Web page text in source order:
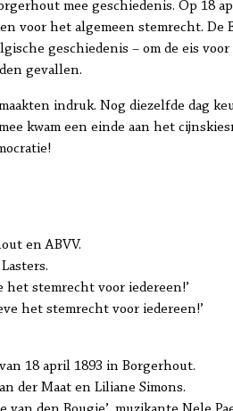
mee geschiedenis. Op 18
voor het algemeen stemrecht.
geschiedenis – om de eis
gevallen.
indruk. Nog diezelfde dag
kwam een einde aan het
en ABVV.
het stemrecht voor iedereen!’
het stemrecht voor iedereen!’
18 april 1893 in Borgerhout.
der Maat en Liliane Simons.